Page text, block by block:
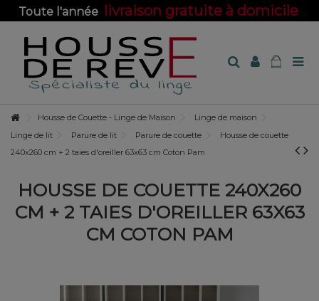
Toute l'année livraison gratuite à domicile
Housse de Couette - Linge de Maison
Linge de maison
Linge de lit
Parure de lit Parure de couette
Housse de couette
240x260 cm + 2 taies d'oreiller 63x63 cm Coton Pam
HOUSSE DE COUETTE 240X260
CM + 2 TAIES D'OREILLER 63X63
CM COTON PAM